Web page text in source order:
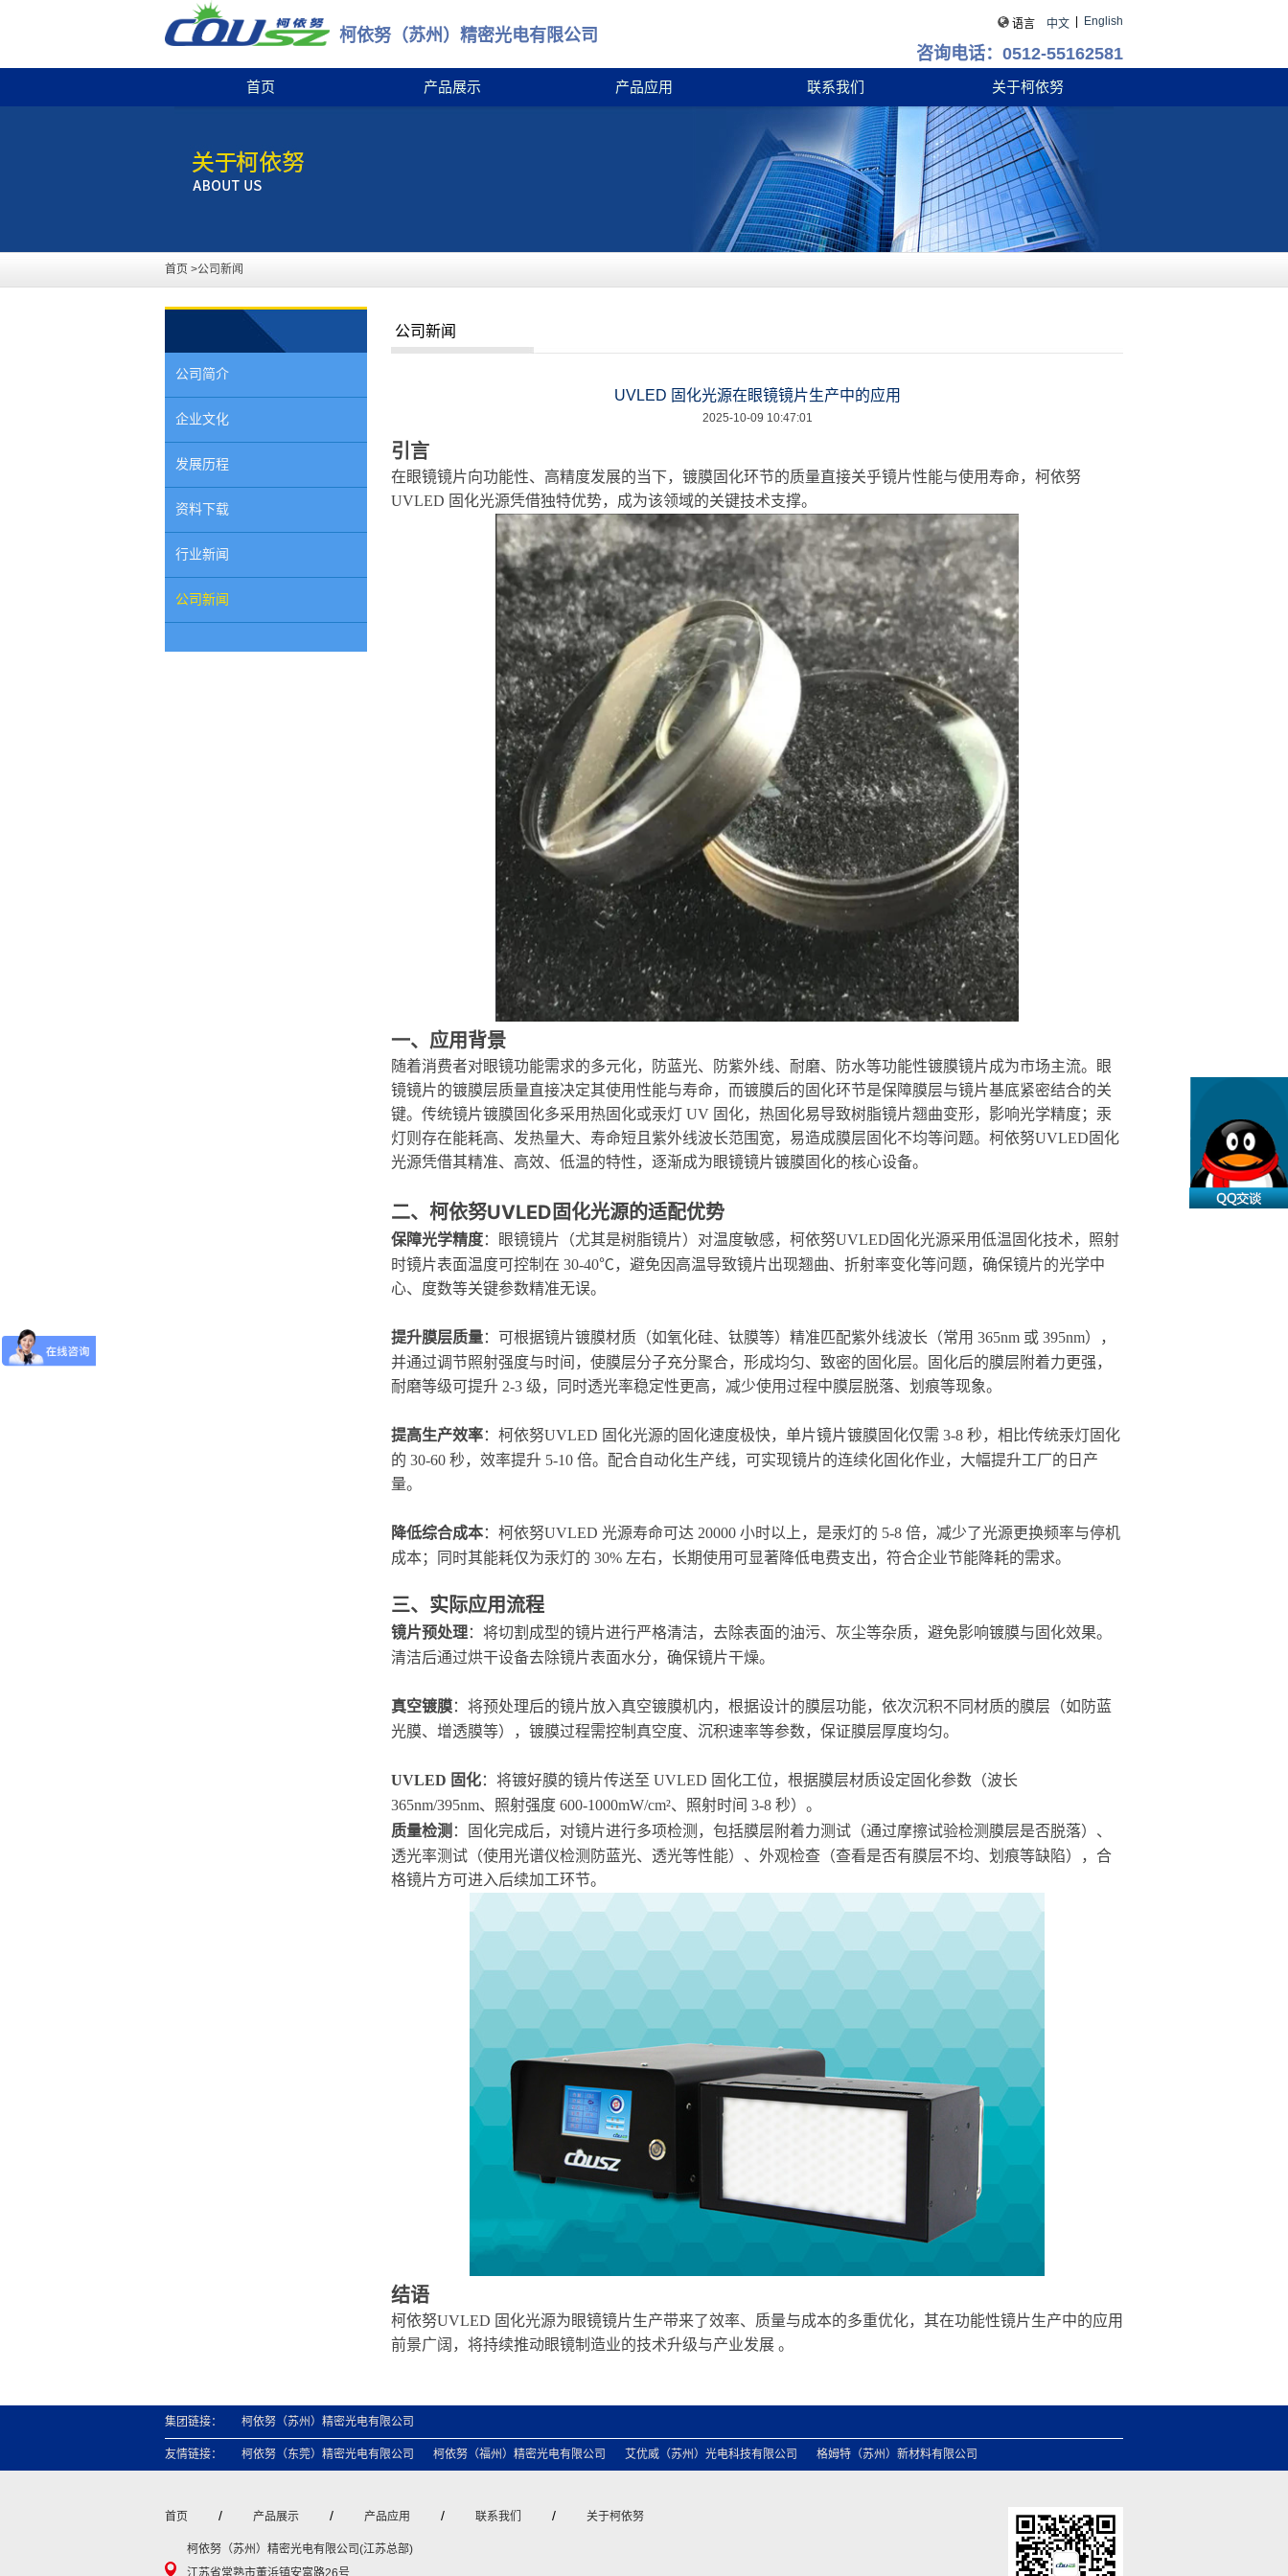
柯依努（苏州）精密光电有限公司
English
中文
语言
咨询电话：0512-55162581
首页 产品展示 产品应用 联系我们 关于柯依努
首页 >公司新闻
公司简介
企业文化
发展历程
资料下载
行业新闻
公司新闻
公司新闻
UVLED 固化光源在眼镜镜片生产中的应用
2025-10-09 10:47:01
引言
在眼镜镜片向功能性、高精度发展的当下，镀膜固化环节的质量直接关乎镜片性能与使用寿命，柯依努
UVLED 固化光源凭借独特优势，成为该领域的关键技术支撑。
一、应用背景
随着消费者对眼镜功能需求的多元化，防蓝光、防紫外线、耐磨、防水等功能性镀膜镜片成为市场主流。眼
镜镜片的镀膜层质量直接决定其使用性能与寿命，而镀膜后的固化环节是保障膜层与镜片基底紧密结合的关
键。传统镜片镀膜固化多采用热固化或汞灯 UV 固化，热固化易导致树脂镜片翘曲变形，影响光学精度；汞
灯则存在能耗高、发热量大、寿命短且紫外线波长范围宽，易造成膜层固化不均等问题。 柯依努UVLED固化
光源凭借其精准、高效、低温的特性，逐渐成为眼镜镜片镀膜固化的核心设备。
二、 柯依努UVLED固化光源的适配优势
保障光学精度：眼镜镜片（尤其是树脂镜片）对温度敏感， 柯依努UVLED固化光源采用低温固化技术，照射
时镜片表面温度可控制在 30-40℃，避免因高温导致镜片出现翘曲、折射率变化等问题，确保镜片的光学中
心、度数等关键参数精准无误。
提升膜层质量：可根据镜片镀膜材质（如氧化硅、钛膜等）精准匹配紫外线波长（常用 365nm 或 395nm），
并通过调节照射强度与时间，使膜层分子充分聚合，形成均匀、致密的固化层。固化后的膜层附着力更强，
耐磨等级可提升 2-3 级，同时透光率稳定性更高，减少使用过程中膜层脱落、划痕等现象。
提高生产效率： 柯依努UVLED 固化光源的固化速度极快，单片镜片镀膜固化仅需 3-8 秒，相比传统汞灯固化
的 30-60 秒，效率提升 5-10 倍。配合自动化生产线，可实现镜片的连续化固化作业，大幅提升工厂的日产
量。
降低综合成本： 柯依努UVLED 光源寿命可达 20000 小时以上，是汞灯的 5-8 倍，减少了光源更换频率与停机
成本；同时其能耗仅为汞灯的 30% 左右，长期使用可显著降低电费支出，符合企业节能降耗的需求。
三、实际应用流程
镜片预处理：将切割成型的镜片进行严格清洁，去除表面的油污、灰尘等杂质，避免影响镀膜与固化效果。
清洁后通过烘干设备去除镜片表面水分，确保镜片干燥。
真空镀膜：将预处理后的镜片放入真空镀膜机内，根据设计的膜层功能，依次沉积不同材质的膜层（如防蓝
光膜、增透膜等），镀膜过程需控制真空度、沉积速率等参数，保证膜层厚度均匀。
UVLED 固化：将镀好膜的镜片传送至 UVLED 固化工位，根据膜层材质设定固化参数（波长
365nm/395nm、照射强度 600-1000mW/cm²、照射时间 3-8 秒）。
质量检测 ：固化完成后，对镜片进行多项检测，包括膜层附着力测试（通过摩擦试验检测膜层是否脱落）、
透光率测试（使用光谱仪检测防蓝光、透光等性能）、外观检查（查看是否有膜层不均、划痕等缺陷），合
格镜片方可进入后续加工环节。
结语
柯依努UVLED 固化光源为眼镜镜片生产带来了效率、质量与成本的多重优化，其在功能性镜片生产中的应用
前景广阔，将持续推动眼镜制造业的技术升级与产业发展 。
集团链接： 柯依努（苏州）精密光电有限公司
友情链接： 柯依努（东莞）精密光电有限公司 柯依努（福州）精密光电有限公司 艾优威（苏州）光电科技有限公司 格姆特（苏州）新材料有限公司
首页 / 产品展示 / 产品应用 / 联系我们 / 关于柯依努
柯依努（苏州）精密光电有限公司(江苏总部)
江苏省常熟市董浜镇安富路26号